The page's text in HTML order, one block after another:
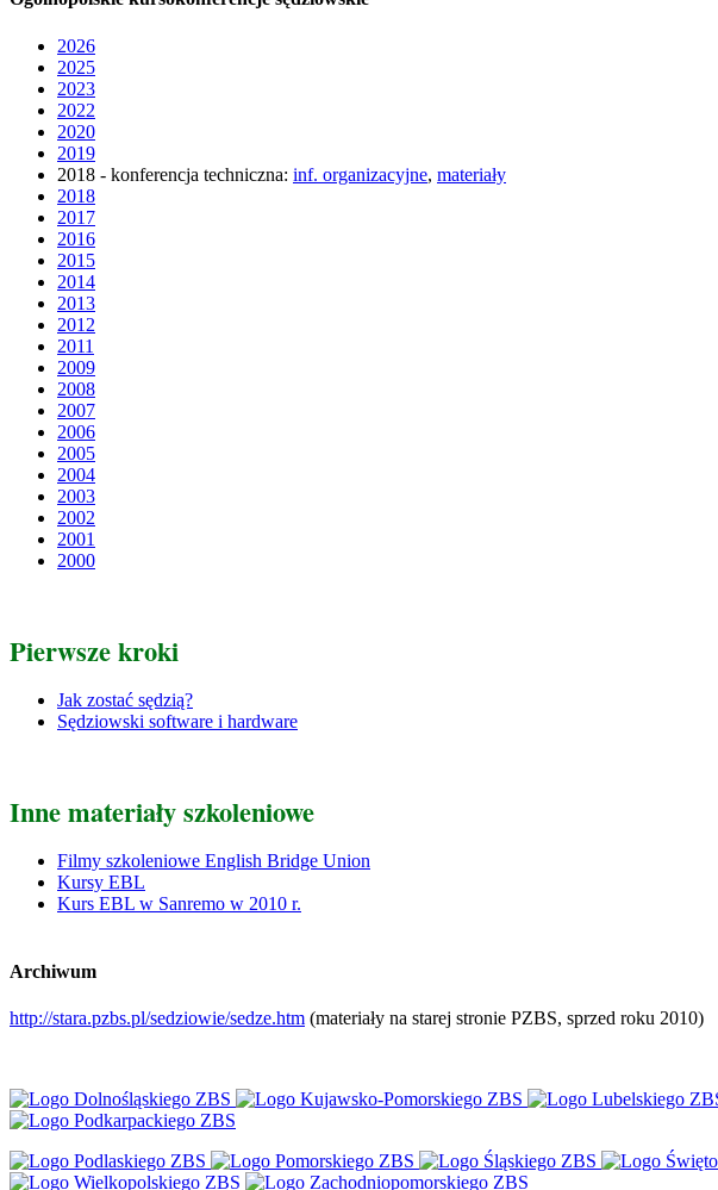
2026
2025
2023
2022
2020
2019
2018 - konferencja techniczna: inf. organizacyjne, materiały
2018
2017
2016
2015
2014
2013
2012
2011
2009
2008
2007
2006
2005
2004
2003
2002
2001
2000
Pierwsze kroki
Jak zostać sędzią?
Sędziowski software i hardware
Inne materiały szkoleniowe
Filmy szkoleniowe English Bridge Union
Kursy EBL
Kurs EBL w Sanremo w 2010 r.
Archiwum
http://stara.pzbs.pl/sedziowie/sedze.htm (materiały na starej stronie PZBS, sprzed roku 2010)